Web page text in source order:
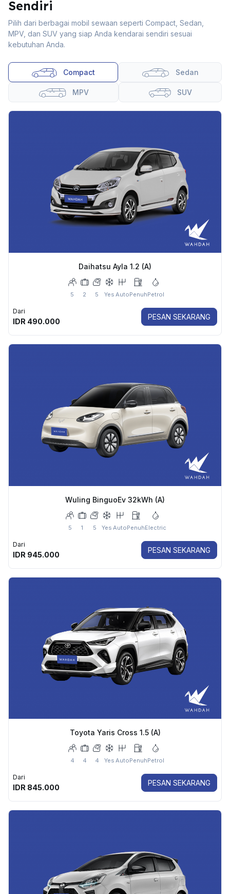
Sendiri
Pilih dari berbagai mobil sewaan seperti Compact, Sedan,
MPV, dan SUV yang siap Anda kendarai sendiri sesuai
kebutuhan Anda.
Compact Sedan
MPV SUV
Daihatsu Ayla 1.2 (A)
5 2 5 Yes AutoPenuhPetrol
Dari
IDR 490.000
PESAN SEKARANG
Wuling BinguoEv 32kWh (A)
5 1 5 Yes AutoPenuhElectric
Dari
IDR 945.000
PESAN SEKARANG
Toyota Yaris Cross 1.5 (A)
4 4 4 Yes AutoPenuhPetrol
Dari
IDR 845.000
PESAN SEKARANG